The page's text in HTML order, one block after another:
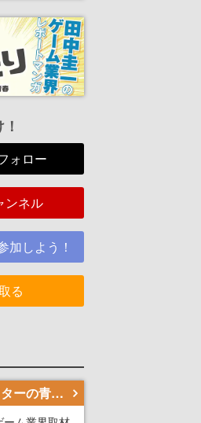
ォロー
ンネル
加しよう！
る
若ゲのいたり〜ゲームクリエイターの青春〜